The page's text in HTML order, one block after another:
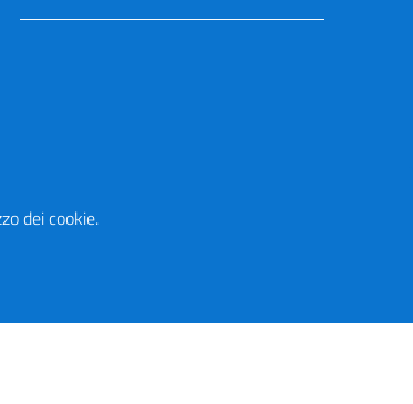
dei cookie.